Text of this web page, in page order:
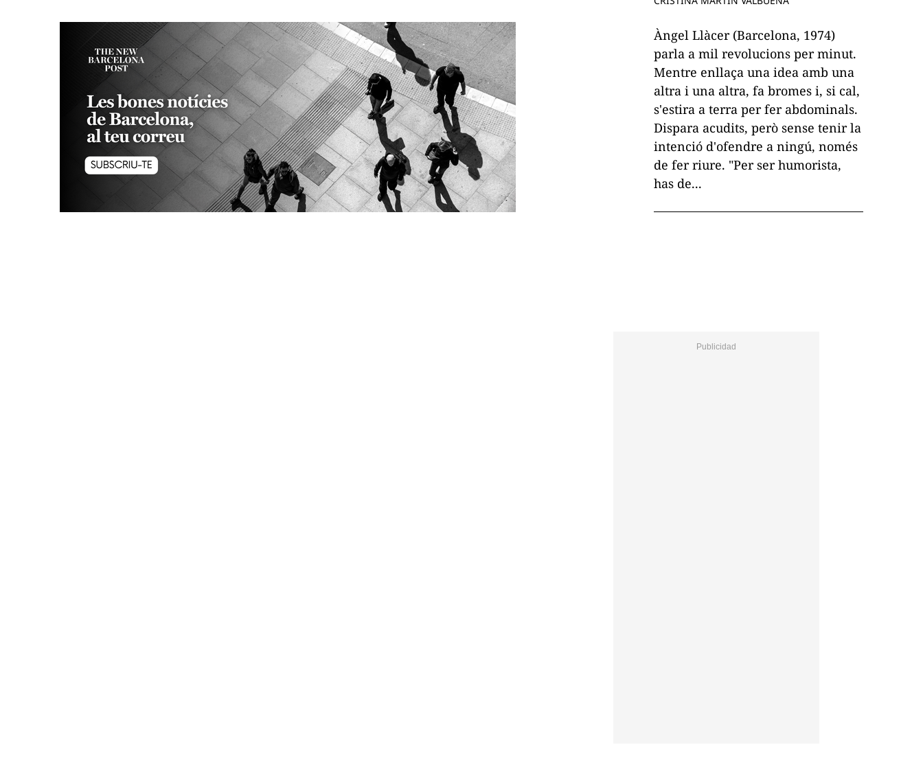
Àngel Llàcer (Barcelona, 1974)
parla a mil revolucions per minut.
Mentre enllaça una idea amb una
altra i una altra, fa bromes i, si cal,
s'estira a terra per fer abdominals.
Dispara acudits, però sense tenir la
intenció d'ofendre a ningú, només
de fer riure. "Per ser humorista,
has de...